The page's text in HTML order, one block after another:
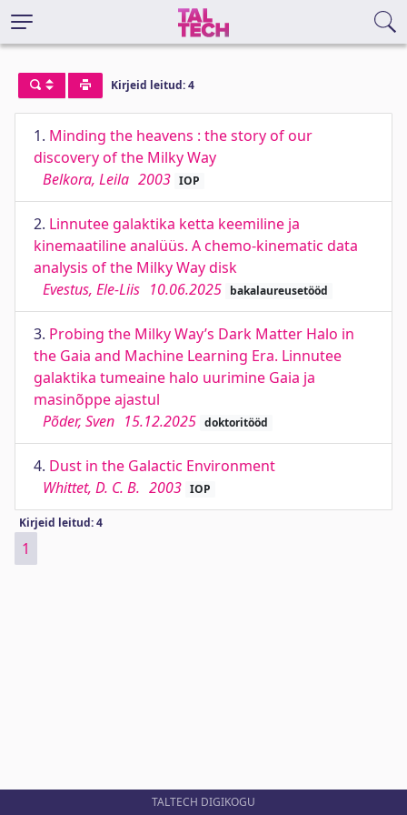
Kirjeid leitud: 4
1. Minding the heavens : the story of our
discovery of the Milky Way
Belkora, Leila 2003 IOP
2. Linnutee galaktika ketta keemiline ja
kinemaatiline analüüs. A chemo-kinematic data
analysis of the Milky Way disk
Evestus, Ele-Liis 10.06.2025 bakalaureusetööd
3. Probing the Milky Way’s Dark Matter Halo in
the Gaia and Machine Learning Era. Linnutee
galaktika tumeaine halo uurimine Gaia ja
masinõppe ajastul
Põder, Sven 15.12.2025 doktoritööd
4. Dust in the Galactic Environment
Whittet, D. C. B. 2003 IOP
Kirjeid leitud: 4
1
TALTECH DIGIKOGU